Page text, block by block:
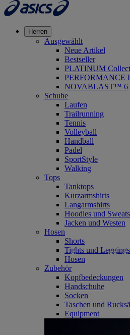
Herren
Ausgewählt
Neue Artikel
Bestseller
PLATINUM
PERFORMANCE
NOVABLAST™ 6
Schuhe
Laufen
Trailrunning
Tennis
Volleyball
Handball
Padel
SportStyle
Walking
Tops
Tanktops
Kurzarmshirts
Langarmshirts
Hoodies und
Jacken und Westen
Hosen
Shorts
Tights und Leggings
Hosen
Zubehör
Kopfbedeckungen
Handschuhe
Socken
Taschen und
Equipment